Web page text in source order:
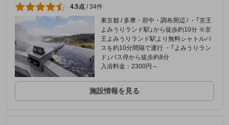
4.5点 /34件
東京都 / 多摩・府中・調布周辺 / ・「京王
よみうりランド駅」から徒歩約10分 ※京
王よみうりランド駅より無料シャトルバ
スを約10分間隔で運行 ・「よみうりラン
ド」バス停から徒歩約8分
入浴料金：2300円～
施設情報を見る